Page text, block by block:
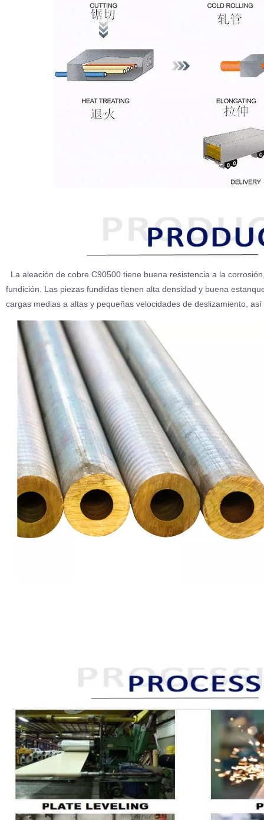
La aleación de cobre C90500 tiene buena resistencia a la
fundición. Las piezas fundidas tienen alta densidad y buena
cargas medias a altas y pequeñas velocidades de deslizamiento,